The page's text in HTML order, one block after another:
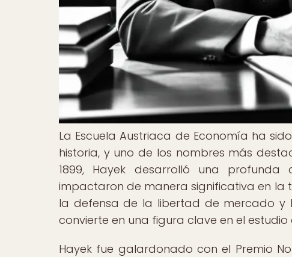
La Escuela Austriaca de Economía ha
historia, y uno de los nombres más
1899, Hayek desarrolló una profunda
impactaron de manera significativa en la
la defensa de la libertad de mercado y
convierte en una figura clave en el
Hayek fue galardonado con el Premio